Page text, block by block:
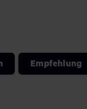
Empfehlung